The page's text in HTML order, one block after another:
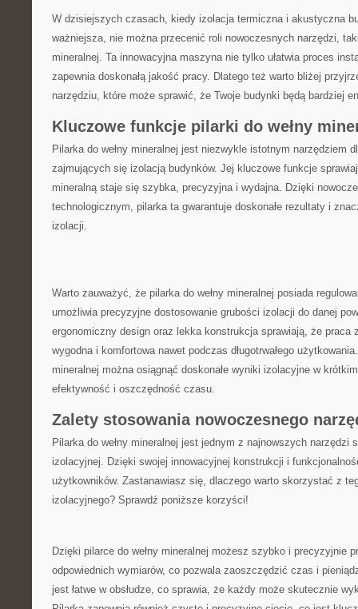
W dzisiejszych czasach, kiedy izolacja termiczna i akustyczna
ważniejsza, nie można‍ przecenić​ roli​ nowoczesnych narzędzi,
mineralnej. Ta innowacyjna ⁣maszyna nie tylko ułatwia proces
zapewnia doskonałą ⁢jakość pracy. Dlatego‌ też warto ⁤bliżej
narzędziu, które może sprawić,‍ że‍ Twoje budynki będą bardziej
Kluczowe funkcje pilarki do wełny
Pilarka do wełny mineralnej ‌jest niezwykle⁣ istotnym narzędziem
zajmujących się izolacją budynków. Jej ⁤kluczowe funkcje⁣
‌mineralną staje ‌się szybka, precyzyjna i wydajna. Dzięki
technologicznym,⁣ pilarka⁣ ta gwarantuje doskonałe‍ rezultaty‍ i
izolacji.
Warto zauważyć, że⁣ pilarka do wełny ⁤mineralnej posiada
umożliwia ‍precyzyjne⁤ dostosowanie ‍grubości​ izolacji do danej
ergonomiczny design oraz⁤ lekka konstrukcja ‌sprawiają, że praca
wygodna ‍i ‍komfortowa ⁢nawet podczas długotrwałego
mineralnej‌ można osiągnąć doskonałe​ wyniki izolacyjne w
⁢efektywność i oszczędność czasu.
Zalety ⁣stosowania nowoczesnego
Pilarka do ⁤wełny mineralnej jest jednym z ⁢najnowszych narzędzi
izolacyjnej. Dzięki swojej‍ innowacyjnej⁤ konstrukcji i
użytkowników. Zastanawiasz się, ‌dlaczego‌ warto skorzystać z‌
izolacyjnego? Sprawdź ⁤poniższe korzyści!
Dzięki ‌pilarce ‌do wełny mineralnej⁢ możesz szybko i precyzyjnie
odpowiednich⁤ wymiarów, co pozwala zaoszczędzić czas i⁣
jest łatwe w obsłudze, co sprawia,⁢ że każdy może‍ skutecznie